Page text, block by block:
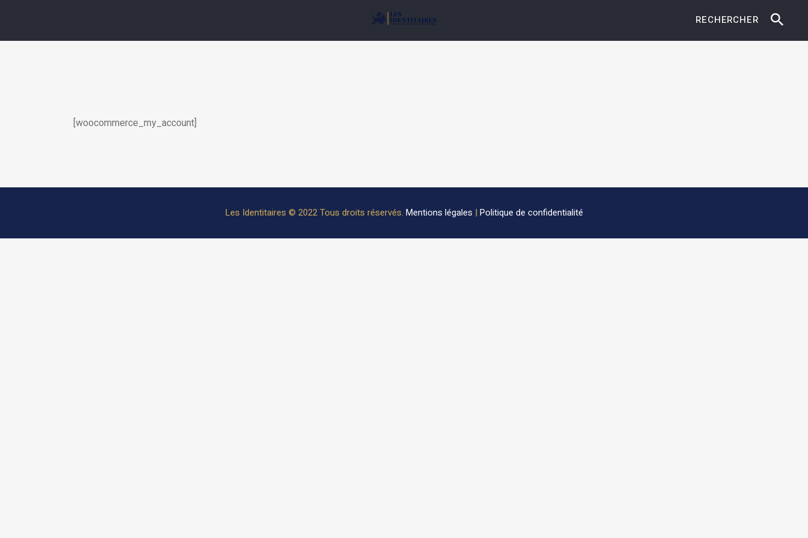
RECHERCHER
[woocommerce_my_account]
Les Identitaires © 2022 Tous droits réservés. Mentions légales | Politique de confidentialité